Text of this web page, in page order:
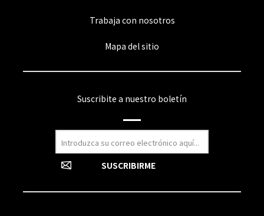
Trabaja con nosotros
Mapa del sitio
Suscribite a nuestro boletín